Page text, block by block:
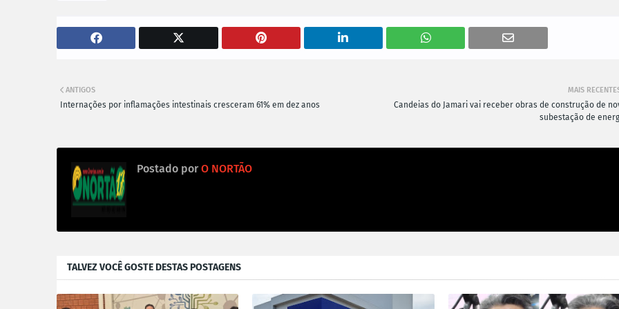
MAIS
Candeias do Jamari vai receber obras de construção de
subestação de
ANTIGOS
Internações por inflamações intestinais cresceram 61% em dez anos
Postado por O NORTÃO
TALVEZ VOCÊ GOSTE DESTAS POSTAGENS